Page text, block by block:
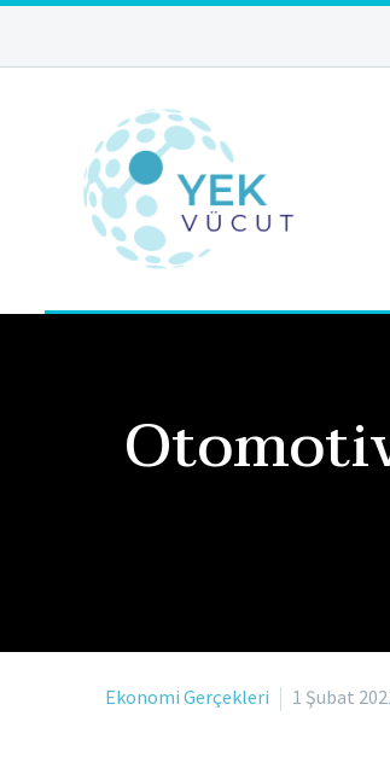
Ekonomi Gerçekleri 1 Şubat